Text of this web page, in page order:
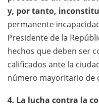
y, por tanto,
permanente
Presidente de la
hechos que deben ser
calificados ante la
número mayoritario de
4. La lucha contra la